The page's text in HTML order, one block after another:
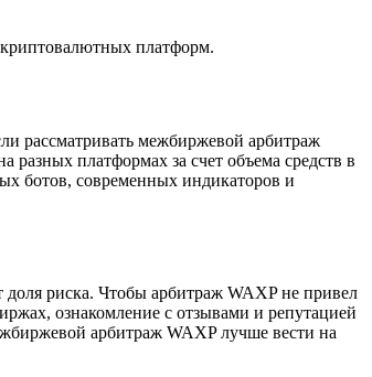
платформ.
рассматривать межбиржевой арбитраж
платформах за счет объема средств в
ботов, современных индикаторов и
доля риска. Чтобы арбитраж WAXP не привел
ознакомление с отзывами и репутацией
арбитраж WAXP лучше вести на